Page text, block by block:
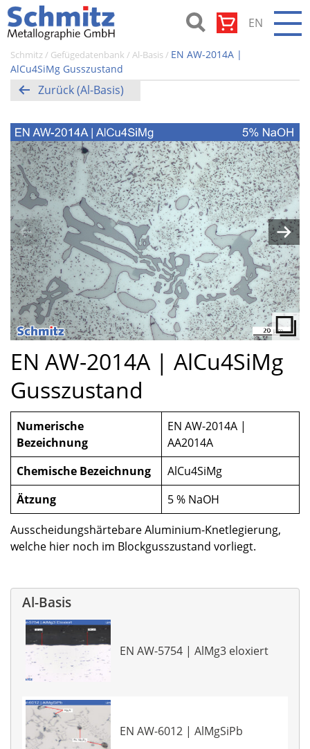
Zum
Inhalt
springen
Schmitz-
Metallographie
GmbH
EN
Schmitz / Gefügedatenbank / Al-Basis/ EN AW-2014A |
AlCu4SiMg Gusszustand
Zurück (Al-Basis)
EN AW-2014A | AlCu4SiMg
Gusszustand
Numerische
Bezeichnung
EN AW-2014A |
AA2014A
Chemische Bezeichnung
AlCu4SiMg
Ätzung
5 % NaOH
Ausscheidungshärtebare Aluminium-Knetlegierung,
welche hier noch im Blockgusszustand vorliegt.
Al-Basis
EN AW-5754 | AlMg3 eloxiert
EN AW-6012 | AlMgSiPb